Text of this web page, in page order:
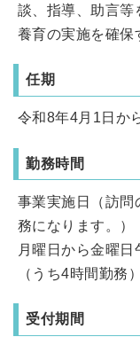
談、指導、助言等
養育の実施を確保
任期
令和8年4月1日か
勤務時間
事業実施日（訪問
務になります。）
月曜日から金曜
（うち4時間勤務）
受付期間